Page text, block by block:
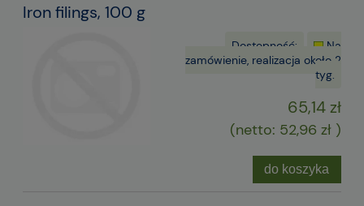
Iron filings, 100 g
Dostępność:
Na
zamówienie, realizacja około 2
tyg.
65,14 zł
(netto: 52,96 zł )
do koszyka